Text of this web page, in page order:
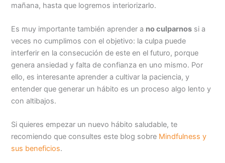
mañana, hasta que logremos interiorizarlo.
Es muy importante también aprender a no culparnos si a
veces no cumplimos con el objetivo: la culpa puede
interferir en la consecución de este en el futuro, porque
genera ansiedad y falta de confianza en uno mismo. Por
ello, es interesante aprender a cultivar la paciencia, y
entender que generar un hábito es un proceso algo lento y
con altibajos.
Si quieres empezar un nuevo hábito saludable, te
recomiendo que consultes este blog sobre Mindfulness y
sus beneficios.